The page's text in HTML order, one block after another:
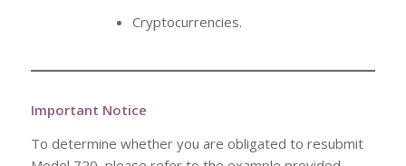
Cryptocurrencies.
Important Notice
To determine whether you are obligated to resubmit